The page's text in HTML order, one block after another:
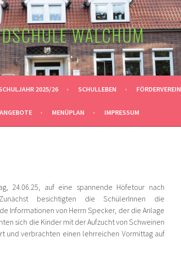
WALCHUM
2025/26 SCHULLEBEN FÖRDERVEREIN
MENÜPLAN IMPRESSUM
24.06.25, auf eine spannende Höfetour nach
besichtigten die SchülerInnen die
Informationen von Herrn Specker, der die Anlage
sich die Kinder mit der Aufzucht von Schweinen
und verbrachten einen lehrreichen Vormittag auf